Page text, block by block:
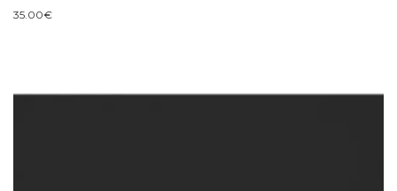
35.00€